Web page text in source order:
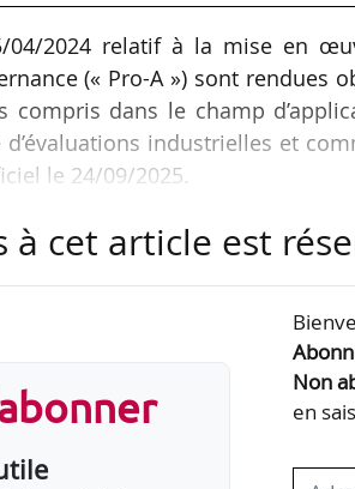
04/2024 relatif à la mise en
(« Pro-A ») sont rendues
dans le champ
industrielles et
le 24/09/2025.
sont éligibles sous réserve
à cet article est
Non
en